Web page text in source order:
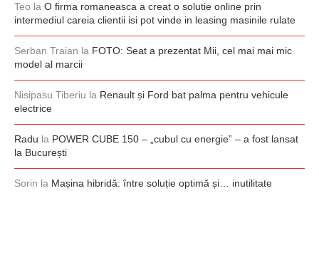
Teo la O firma romaneasca a creat o solutie online prin
intermediul careia clientii isi pot vinde in leasing masinile rulate
Serban Traian la FOTO: Seat a prezentat Mii, cel mai mai mic
model al marcii
Nisipasu Tiberiu la Renault și Ford bat palma pentru vehicule
electrice
Radu la POWER CUBE 150 – „cubul cu energie” – a fost lansat
la București
Sorin la Mașina hibridă: între soluție optimă și… inutilitate